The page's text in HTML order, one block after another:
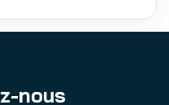
nous